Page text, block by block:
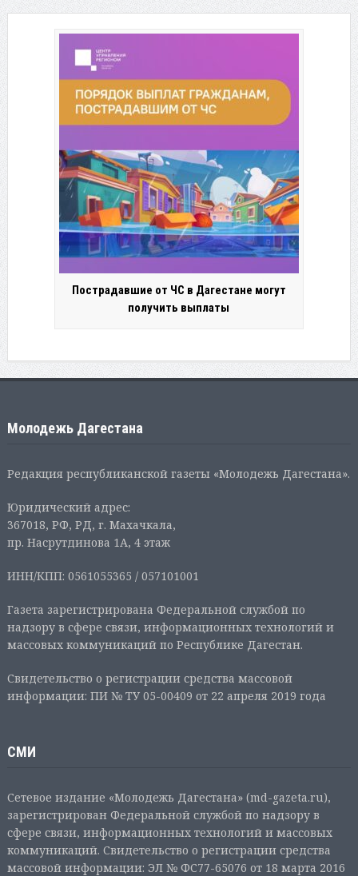
Пострадавшие от ЧС в Дагестане могут
получить выплаты
Молодежь Дагестана
Редакция республиканской газеты «Молодежь Дагестана».
Юридический адрес:
367018, РФ, РД, г. Махачкала,
пр. Насрутдинова 1А, 4 этаж
ИНН/КПП: 0561055365 / 057101001
Газета зарегистрирована Федеральной службой по
надзору в сфере связи, информационных технологий и
массовых коммуникаций по Республике Дагестан.
Свидетельство о регистрации средства массовой
информации: ПИ № ТУ 05-00409 от 22 апреля 2019 года
СМИ
Сетевое издание «Молодежь Дагестана» (md-gazeta.ru),
зарегистрирован Федеральной службой по надзору в
сфере связи, информационных технологий и массовых
коммуникаций. Свидетельство о регистрации средства
массовой информации: ЭЛ № ФС77-65076 от 18 марта 2016